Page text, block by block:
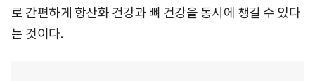
로 간편하게 항산화 건강과 뼈 건강을 동시에 챙길 수 있다
는 것이다.